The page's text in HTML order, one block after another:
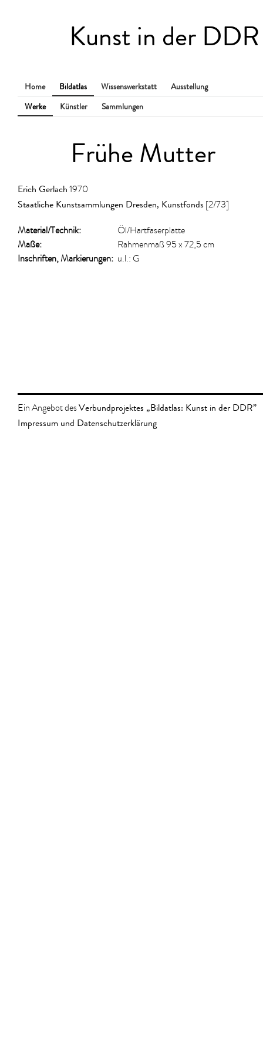
Kunst in der DDR
Home Bildatlas Wissenswerkstatt
Ausstellung
Werke
Künstler Sammlungen
Frühe Mutter
Erich Gerlach 1970
Staatliche Kunstsammlungen Dresden, Kunstfonds [2/73]
Material/​Technik:
Öl/Hartfaserplatte
Maße:
Rahmenmaß 95 x 72,5 cm
Inschriften, Markierungen: u.l.: G
Ein Angebot desVerbundprojektes „Bildatlas: Kunst in der DDR”
Impressum und Datenschutzerklärung